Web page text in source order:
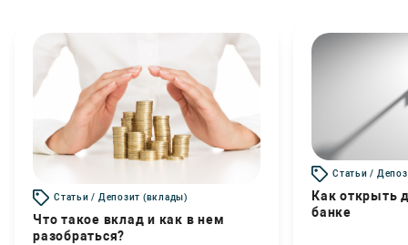
Статьи / Депозит (вклады)
Что такое вклад и как в нем
разобраться?
Статьи /
Как открыть
банке